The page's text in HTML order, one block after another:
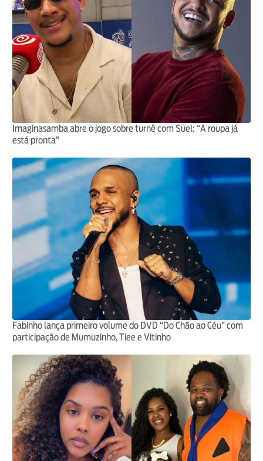
Imaginasamba abre o jogo sobre turnê com Suel: “A roupa já
está pronta”
Fabinho lança primeiro volume do DVD “Do Chão ao Céu” com
participação de Mumuzinho, Tiee e Vitinho